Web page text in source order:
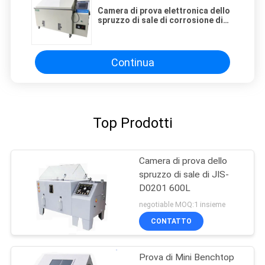
Camera di prova elettronica dello
spruzzo di sale di corrosione di
Continua
Top Prodotti
Camera di prova dello
spruzzo di sale di JIS-
D0201 600L
negotiable MOQ:1 insieme
CONTATTO
Prova di Mini Benchtop